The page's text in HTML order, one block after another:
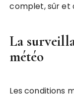
complet, sûr et
La
météo
Les conditions